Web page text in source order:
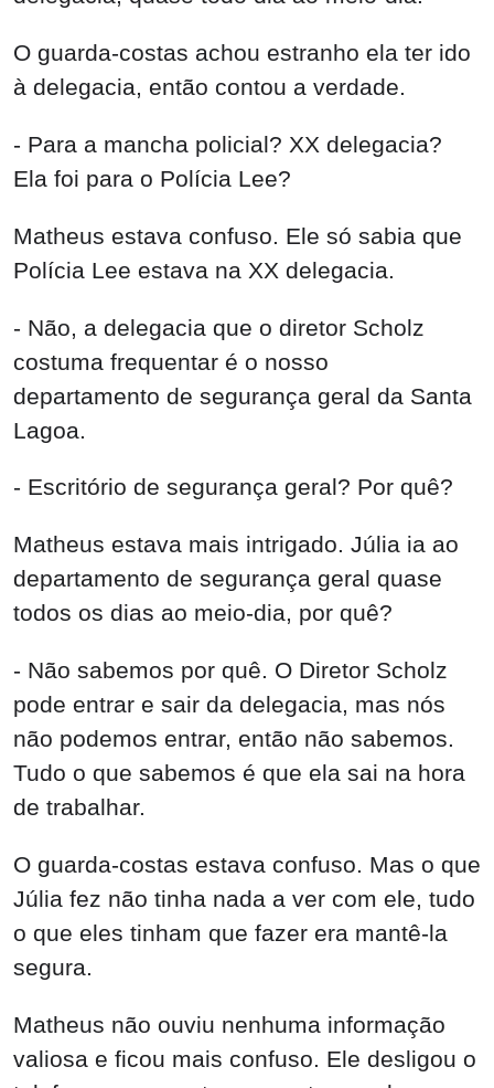
O guarda-costas achou estranho ela ter ido
à delegacia, então contou a verdade.
- Para a mancha policial? XX delegacia?
Ela foi para o Polícia Lee?
Matheus estava confuso. Ele só sabia que
Polícia Lee estava na XX delegacia.
- Não, a delegacia que o diretor Scholz
costuma frequentar é o nosso
departamento de segurança geral da Santa
Lagoa.
- Escritório de segurança geral? Por quê?
Matheus estava mais intrigado. Júlia ia ao
departamento de segurança geral quase
todos os dias ao meio-dia, por quê?
- Não sabemos por quê. O Diretor Scholz
pode entrar e sair da delegacia, mas nós
não podemos entrar, então não sabemos.
Tudo o que sabemos é que ela sai na hora
de trabalhar.
O guarda-costas estava confuso. Mas o que
Júlia fez não tinha nada a ver com ele, tudo
o que eles tinham que fazer era mantê-la
segura.
Matheus não ouviu nenhuma informação
valiosa e ficou mais confuso. Ele desligou o